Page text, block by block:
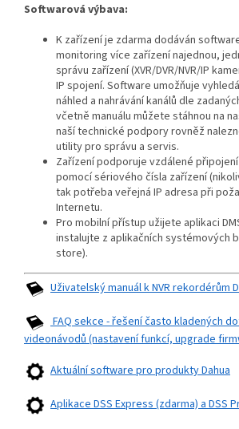
Softwarová výbava:
K zařízení je zdarma dodáván
monitoring více zařízení najednou,
správu zařízení (XVR/DVR/NVR/IP
IP spojení. Software umožňuje
náhled a nahrávání kanálů dle
včetně manuálu můžete stáhnou na
naší technické podpory rovněž
utility pro správu a servis.
Zařízení podporuje vzdálené
pomocí sériového čísla zařízení
tak potřeba veřejná IP adresa při
Internetu.
Pro mobilní přístup užijete aplikaci
instalujte z aplikačních systémových
store).
Uživatelský manuál k NVR rekordérům
FAQ sekce - řešení často kladených
videonávodů (nastavení funkcí, upgrade
Aktuální software pro produkty Dahua
Aplikace DSS Express (zdarma) a DSS